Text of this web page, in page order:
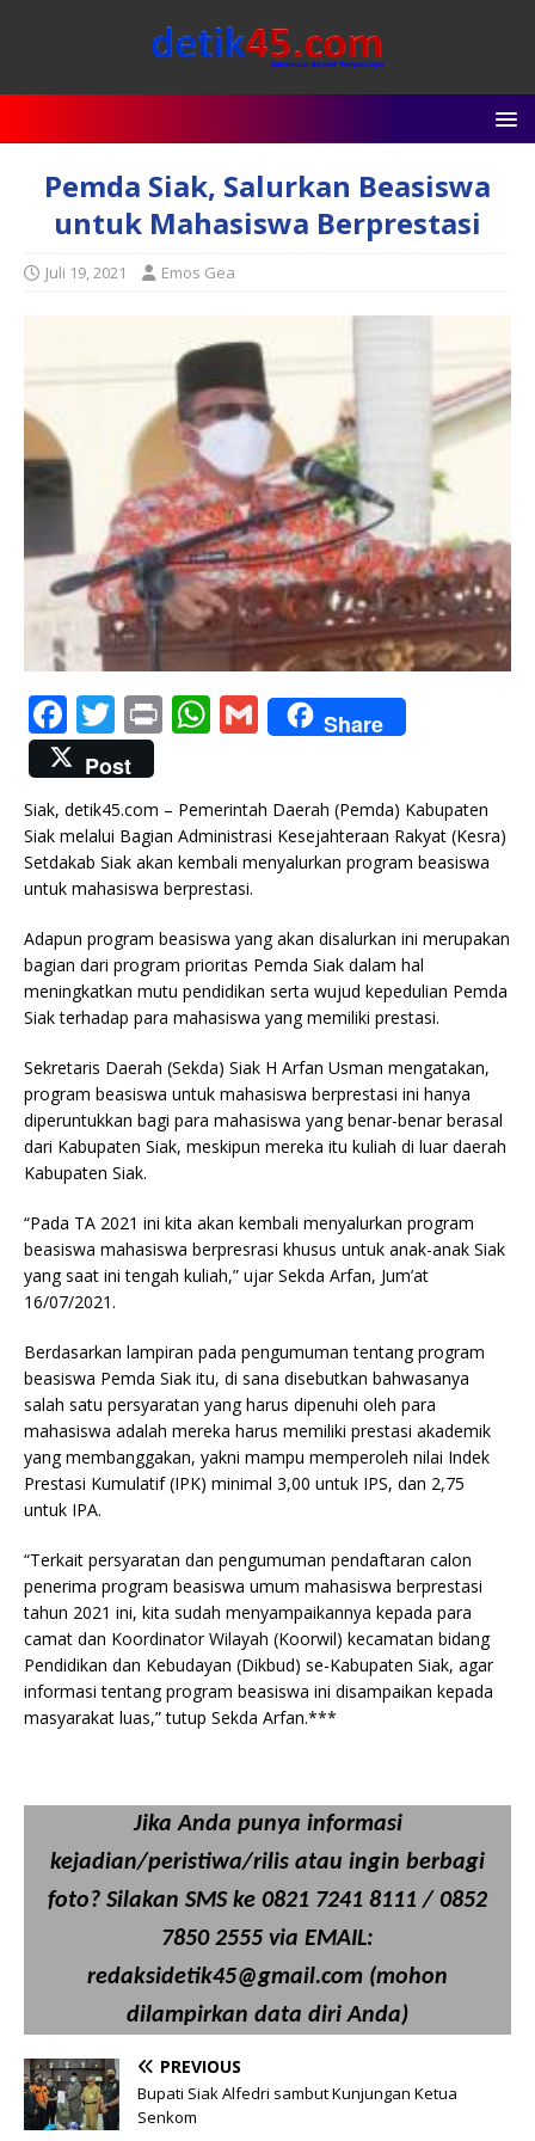
Pemda Siak, Salurkan Beasiswa
untuk Mahasiswa Berprestasi
Juli 19, 2021 Emos Gea
F
a
c
e
b
o
o
k
T
w
it
te
r
P
n
t
W
at
s
A
p
p
G
m
ai
l
Share
Post
Siak, detik45.com – Pemerintah Daerah (Pemda) Kabupaten
Siak melalui Bagian Administrasi Kesejahteraan Rakyat (Kesra)
Setdakab Siak akan kembali menyalurkan program beasiswa
untuk mahasiswa berprestasi.
Adapun program beasiswa yang akan disalurkan ini merupakan
bagian dari program prioritas Pemda Siak dalam hal
meningkatkan mutu pendidikan serta wujud kepedulian Pemda
Siak terhadap para mahasiswa yang memiliki prestasi.
Sekretaris Daerah (Sekda) Siak H Arfan Usman mengatakan,
program beasiswa untuk mahasiswa berprestasi ini hanya
diperuntukkan bagi para mahasiswa yang benar-benar berasal
dari Kabupaten Siak, meskipun mereka itu kuliah di luar daerah
Kabupaten Siak.
“Pada TA 2021 ini kita akan kembali menyalurkan program
beasiswa mahasiswa berpresrasi khusus untuk anak-anak Siak
yang saat ini tengah kuliah,” ujar Sekda Arfan, Jum’at
16/07/2021.
Berdasarkan lampiran pada pengumuman tentang program
beasiswa Pemda Siak itu, di sana disebutkan bahwasanya
salah satu persyaratan yang harus dipenuhi oleh para
mahasiswa adalah mereka harus memiliki prestasi akademik
yang membanggakan, yakni mampu memperoleh nilai Indek
Prestasi Kumulatif (IPK) minimal 3,00 untuk IPS, dan 2,75
untuk IPA.
“Terkait persyaratan dan pengumuman pendaftaran calon
penerima program beasiswa umum mahasiswa berprestasi
tahun 2021 ini, kita sudah menyampaikannya kepada para
camat dan Koordinator Wilayah (Koorwil) kecamatan bidang
Pendidikan dan Kebudayan (Dikbud) se-Kabupaten Siak, agar
informasi tentang program beasiswa ini disampaikan kepada
masyarakat luas,” tutup Sekda Arfan.***
Jika Anda punya informasi
kejadian/peristiwa/rilis atau ingin berbagi
foto? Silakan SMS ke 0821 7241 8111 / 0852
7850 2555 via EMAIL:
redaksidetik45@gmail.com (mohon
dilampirkan data diri Anda)
PREVIOUS
Bupati Siak Alfedri sambut Kunjungan Ketua
Senkom